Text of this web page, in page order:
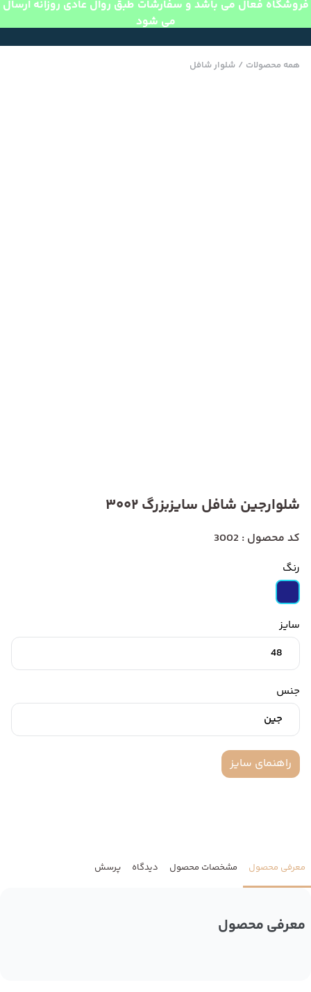
فروشگاه فعال می باشد و سفارشات طبق روال عادی روزانه ارسال
می شود
همه محصولات / شلوار شافل
شلوارجین شافل سایزبزرگ 3002
کد محصول : 3002
رنگ
سایز
48
جنس
جین
راهنمای سایز
معرفی محصول مشخصات محصول دیدگاه پرسش
معرفی محصول